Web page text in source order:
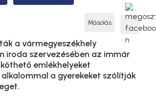
Másolás
a vármegyeszékhely
iroda szervezésében az immár
emlékhelyeket
a gyerekeket szólítják